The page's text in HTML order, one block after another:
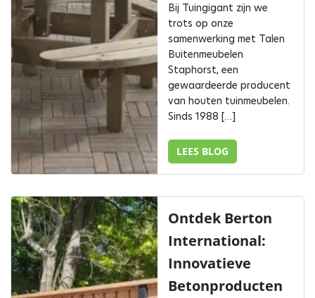
Bij Tuingigant zijn we
trots op onze
samenwerking met Talen
Buitenmeubelen
Staphorst, een
gewaardeerde producent
van houten tuinmeubelen.
Sinds 1988 […]
LEES BLOG
Ontdek Berton
International:
Innovatieve
Betonproducten